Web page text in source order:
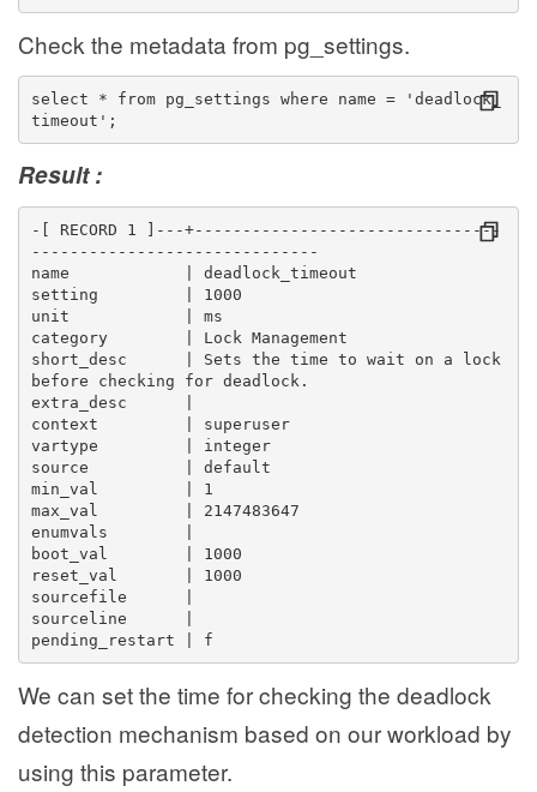
Check the metadata from pg_settings.
select * from pg_settings where name = 'deadlock_
timeout';
Result :
-[ RECORD 1 ]---+--------------------------------
------------------------------
name            | deadlock_timeout
setting         | 1000
unit            | ms
category        | Lock Management
short_desc      | Sets the time to wait on a lock
before checking for deadlock.
extra_desc      |
context         | superuser
vartype         | integer
source          | default
min_val         | 1
max_val         | 2147483647
enumvals        |
boot_val        | 1000
reset_val       | 1000
sourcefile      |
sourceline      |
pending_restart | f
We can set the time for checking the deadlock
detection mechanism based on our workload by
using this parameter.